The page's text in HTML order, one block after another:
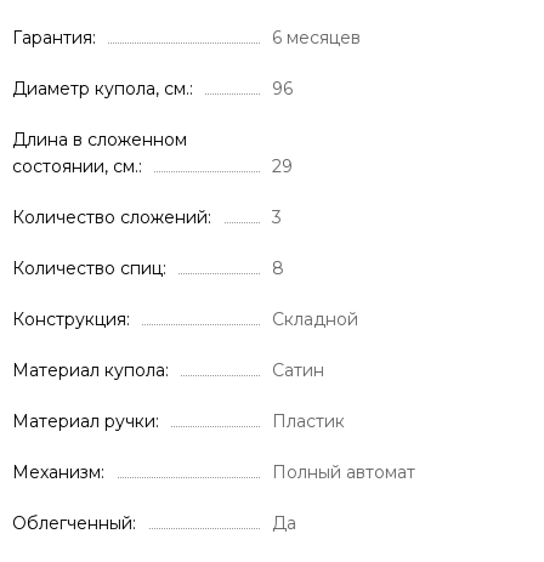
Гарантия 6 месяцев
Диаметр купола, см. 96
Длина в сложенном
состоянии, см.
29
Количество сложений 3
Количество спиц 8
Конструкция Складной
Материал купола Сатин
Материал ручки Пластик
Механизм Полный автомат
Облегченный Да